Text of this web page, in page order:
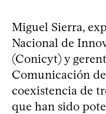
Miguel Sierra,
Nacional de
(Conicyt) y
Comunicación
coexistencia de
que han sido